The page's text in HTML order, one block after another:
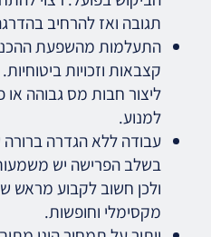
תגובה ואז להרחיב
התעלמות מהשפעת
קצבאות וזכויות
ליצור חבות מס גבוהה או
למנוע.
עבודה ללא הגדרה ברורה
בשלב הפרישה יש
ולכן חשוב לקבוע מראש
מקסימלי וחופשות.